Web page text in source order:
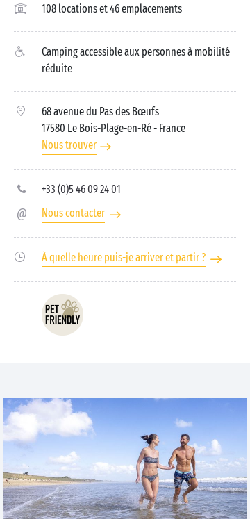
108 locations et 46 emplacements
Camping accessible aux personnes à mobilité
réduite
68 avenue du Pas des Bœufs
17580 Le Bois-Plage-en-Ré- France
Nous trouver
+33 (0)5 46 09 24 01
Nous contacter
À quelle heure puis-je arriver et partir ?